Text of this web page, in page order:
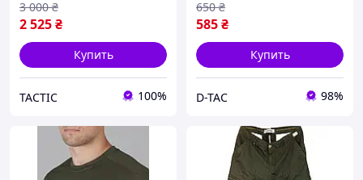
2 525₴
3 000 ₴
Купить
TACTIC 100%
585₴
650 ₴
Купить
D-TAC 98%